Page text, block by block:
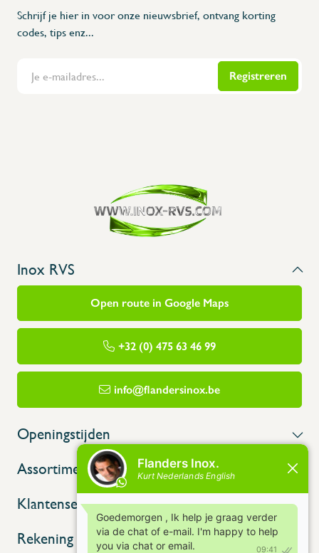
Flanders Inox | Karperstraat 6, 8400 Oostende | België | BNP Paribas Fortis:
Schrijf je hier in voor onze nieuwsbrief, ontvang korting
codes, tips enz...
Registreren
Inox RVS
Open route in Google Maps
+32 (0) 475 63 46 99
info@flandersinox.be
Openingstijden
Assortiment
Klantenservice
Rekening